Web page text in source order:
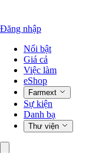
Đăng nhập
Nổi bật
Giá cả
Việc làm
eShop
Farmext
Sự kiện
Danh bạ
Thư viện